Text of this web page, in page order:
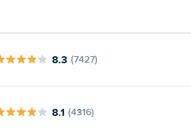
8.3 (7427)
8.1 (4316)